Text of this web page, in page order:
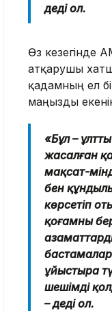
деді ол.
Өз кезегінде
атқарушы
қадамның ел
маңызды
«Бұл –
жасалған
мақсат-
бен
көрсетіп
қоғамның
бастамалар
ұйыстыра
шешімді
– деді ол.